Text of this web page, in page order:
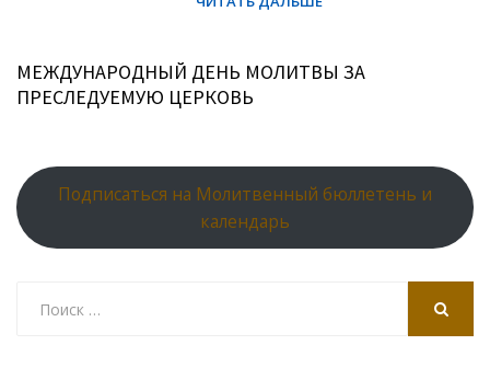
МЕЖДУНАРОДНЫЙ ДЕНЬ МОЛИТВЫ ЗА
ПРЕСЛЕДУЕМУЮ ЦЕРКОВЬ
Подписаться на Молитвенный бюллетень и
календарь